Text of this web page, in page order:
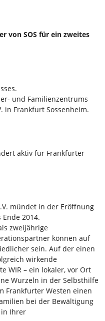
von SOS für ein zweites
und Familienzentrums
in Frankfurt Sossenheim.
aktiv für Frankfurter
mündet in der Eröffnung
2014.
zweijährige
können auf
sein. Auf der einen
wirkende
WIR – ein lokaler, vor Ort
Wurzeln in der Selbsthilfe
Frankfurter Westen einen
bei der Bewältigung
in Ihrer